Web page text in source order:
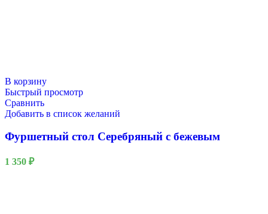
В корзину
Быстрый просмотр
Сравнить
Добавить в список желаний
Фуршетный стол Серебряный с бежевым
1 350 ₽